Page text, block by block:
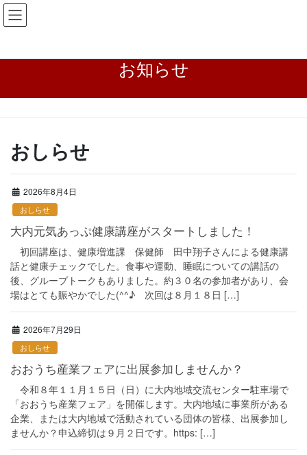
コ
ン
ナ
ビ
お知らせ
おしらせ
2026年8月4日
おしらせ
大内元気あっぷ健康講座がスタートしました！
初回講座は、健康増進課 保健師 田中翔子さんによる健康講
話と健康チェックでした。食事や運動、睡眠についての講話の
後、グループトークもありました。約３０名の参加者があり、会
場はとても賑やかでした(^^♪ 次回は８月１８日 […]
2026年7月29日
おしらせ
おおうち産業フェアに出展参加しませんか？
令和８年１１月１５日（日）に大内地域交流センター駐車場で
「おおうち産業フェア」を開催します。大内地域に事業所がある
企業、または大内地域で活動されている団体の皆様、出展参加し
ませんか？申込締切は９月２日です。https: […]